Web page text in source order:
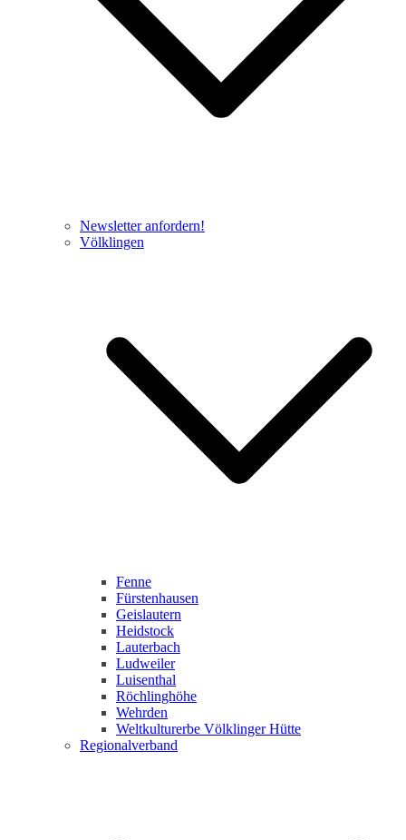
Newsletter anfordern!
Völklingen
Fenne
Fürstenhausen
Geislautern
Heidstock
Lauterbach
Ludweiler
Luisenthal
Röchlinghöhe
Wehrden
Weltkulturerbe Völklinger Hütte
Regionalverband